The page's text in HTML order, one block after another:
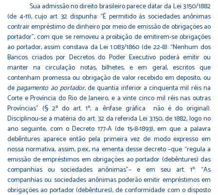
Sua admissão no direito brasileiro parece datar da Lei 3.150/1882
(de 4-11), cujo art. 32 dispunha: “É permitido às sociedades anônimas
contrair empréstimo de dinheiro por meio de emissão de obrigações ao
portador”, com que se removeu a proibição de emitirem-se obrigações
ao portador, assim constava da Lei 1.083/1860 (de 22-8): “Nenhum dos
Bancos criados por Decretos do Poder Executivo poderá emitir ou
manter na circulação notas, bilhetes, e em geral, escritos que
contenham promessa ou obrigação de valor recebido em deposito, ou
depagamento ao portador, de quantia inferior a cinquenta mil réis na
Corte e Província do Rio de Janeiro, e a vinte cinco mil réis nas outras
Províncias” (§ 2º do art. 1º, a ênfase gráfica não é do original).
Disciplinou-se a matéria do art. 32 da referida Lei 3.150, de 1882, logo no
ano seguinte, com o Decreto 177-A (de 15-8-1893), em que a palavra
debêntures aparece então pela primeira vez de modo expresso em
nossa normativa, assim, p.ex., na ementa desse decreto –que “regula a
emissão de empréstimos em obrigações ao portador (debêntures) das
companhias ou sociedades anônimas”– e em seu art. 1º: “As
companhias ou sociedades anônimas poderão emitir empréstimos em
obrigações ao portador (debêntures), de conformidade com o disposto